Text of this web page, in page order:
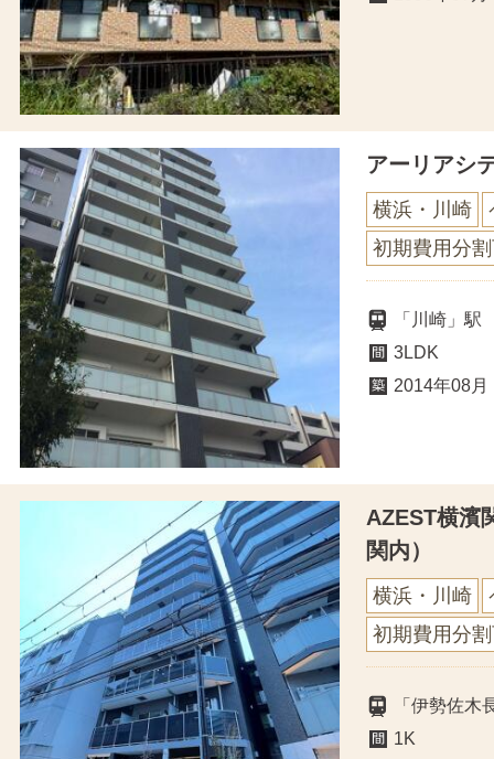
アーリアシ
横浜・川崎
初期費用分
「川崎」
3LDK
2014年08月
AZEST横濱
関内）
横浜・川崎
初期費用分
「伊勢佐
1K